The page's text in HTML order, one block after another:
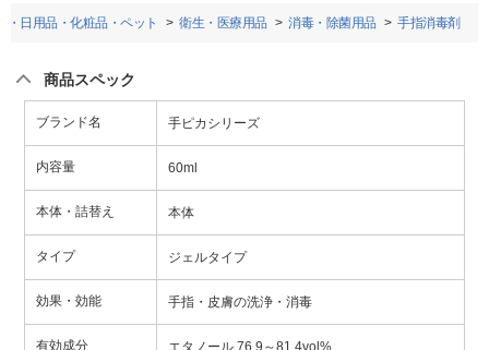
・日用品・化粧品・ペット 衛生・医療用品 消毒・除菌用品 手指消毒剤
商品スペック
ブランド名 手ピカシリーズ
内容量 60ml
本体・詰替え 本体
タイプ ジェルタイプ
効果・効能 手指・皮膚の洗浄・消毒
有効成分 エタノール 76.9～81.4vol%